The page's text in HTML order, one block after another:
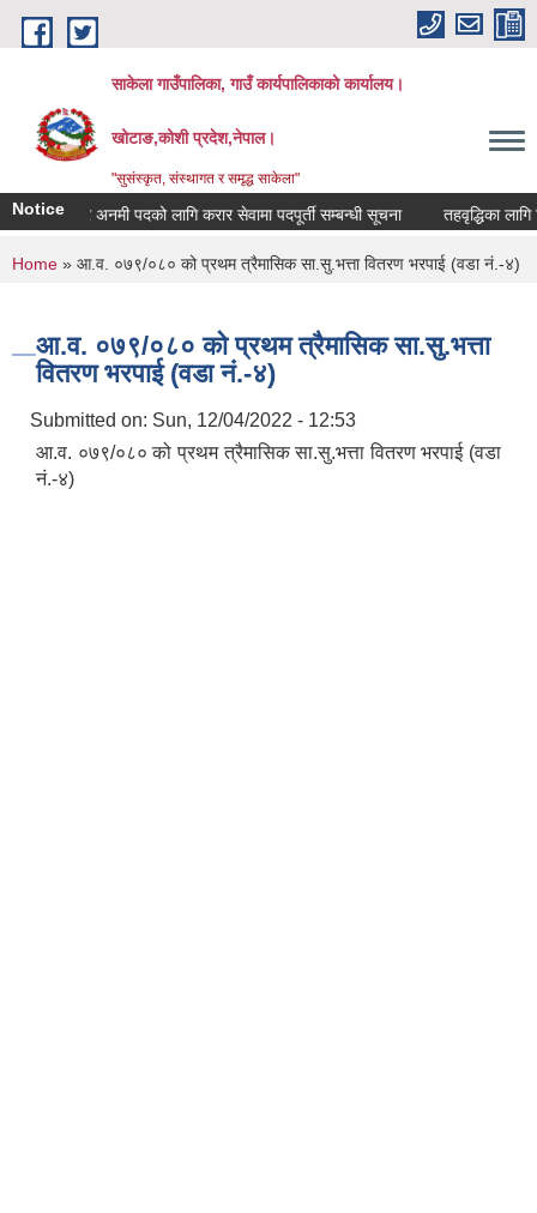
Skip to main content
साकेला गाउँपालिका, गाउँ कार्यपालिकाको कार्यालय।
खोटाङ,कोशी प्रदेश,नेपाल।
"सुसंस्कृत, संस्थागत र समृद्ध साकेला"
Notice
अहेव र अनमी पदको लागि करार सेवामा पदपूर्ती सम्बन्धी सूचना तहवृद्धिका लागि
You are here
Home » आ.व. ०७९/०८० को प्रथम त्रैमासिक सा.सु.भत्ता वितरण भरपाई (वडा नं.-४)
आ.व. ०७९/०८० को प्रथम त्रैमासिक सा.सु.भत्ता
वितरण भरपाई (वडा नं.-४)
Submitted on: Sun, 12/04/2022 - 12:53
आ.व. ०७९/०८० को प्रथम त्रैमासिक सा.सु.भत्ता वितरण भरपाई (वडा
नं.-४)